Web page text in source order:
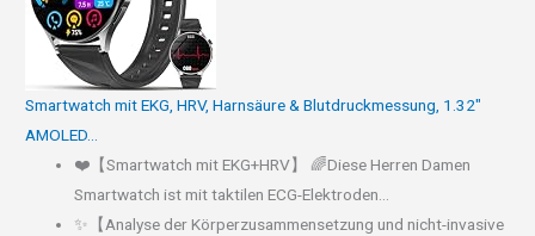
Smartwatch mit EKG, HRV, Harnsäure & Blutdruckmessung, 1.32"
AMOLED...
❤️【Smartwatch mit EKG+HRV】 🌈Diese Herren Damen
Smartwatch ist mit taktilen ECG-Elektroden...
✨【Analyse der Körperzusammensetzung und nicht-invasive